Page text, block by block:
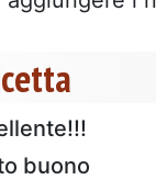
buono